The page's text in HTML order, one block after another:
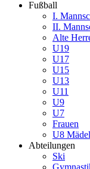
Fußball
I.
II.
Alte
U19
U17
U15
U13
U11
U9
U7
Frauen
U8
Abteilungen
Ski